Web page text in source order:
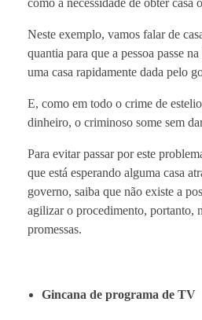
Neste exemplo, vamos falar de
quantia para que a pessoa passe
uma casa rapidamente dada pelo
E, como em todo o crime de
dinheiro, o criminoso some sem
Para evitar passar por este
que está esperando alguma casa
governo, saiba que não existe a
agilizar o procedimento, portanto,
promessas.
Gincana de programa de TV